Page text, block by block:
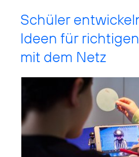
Schüler
Ideen für
mit dem Netz